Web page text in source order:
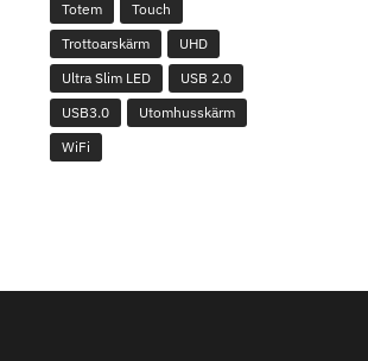
Totem
Touch
Trottoarskärm
UHD
Ultra Slim LED
USB 2.0
USB3.0
Utomhusskärm
WiFi